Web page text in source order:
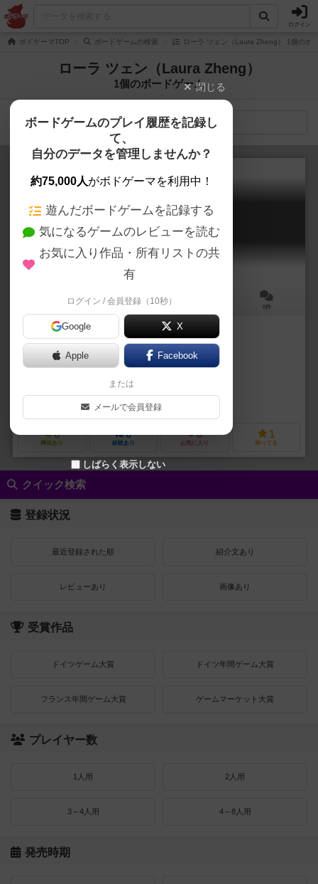
ログイン
ボドゲーマTOP ボードゲームの検索 ローラ ツェン（Laura Zheng） 1個のボ
ローラ ツェン（Laura Zheng）
1個のボードゲーム
検索メニュー
コンバット・キトゥンズ
Kombat Kittens
20分前後 0件
作品説明文の編集者を募集中
マイク・ドミンゴ（Mike Domingo）
ジョン・キーファー（Jon
ブラッド・マクドナルド（Brad MacDonald）
シークレット・ポイズン（Secret Potion LLC）
0
興味あり
0
経験あり
0
お気に入り
1
持ってる
クイック検索
登録状況
最近登録された順 紹介文あり
レビューあり 画像あり
受賞作品
ドイツゲーム大賞 ドイツ年間ゲーム大賞
フランス年間ゲーム大賞 ゲームマーケット大賞
プレイヤー数
1人用 2人用
3～4人用 4～8人用
発売時期
閉じる
ボードゲームのプレイ履歴を記録し
て、
自分のデータを管理しませんか？
約75,000人がボドゲーマを利用中！
遊んだボードゲームを記録する
気になるゲームのレビューを読む
お気に入り作品・所有リストの共
有
ログイン / 会員登録（10秒）
Google X
Apple Facebook
または
メールで会員登録
しばらく表示しない